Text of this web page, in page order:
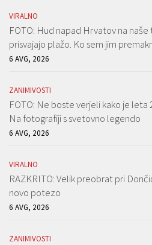
VIRALNO
FOTO: Hud napad Hrvatov na naše
prisvajajo plažo. Ko sem jim
6 AVG, 2026
ZANIMIVOSTI
FOTO: Ne boste verjeli kako je
Na fotografiji s svetovno legendo
6 AVG, 2026
VIRALNO
RAZKRITO: Velik preobrat pri
novo potezo
6 AVG, 2026
ZANIMIVOSTI